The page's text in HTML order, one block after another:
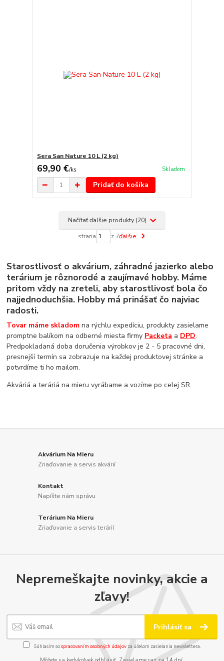
Sera San Nature 10 L (2 kg)
69,90 €/ks Skladom
Pridať do košíka
Načítať ďalšie produkty (20)
strana z 7ďalšie
Starostlivosť o akvárium, záhradné jazierko alebo
terárium je rôznorodé a zaujímavé hobby. Máme
pritom vždy na zreteli, aby starostlivosť bola čo
najjednoduchšia. Hobby má prinášať čo najviac
radosti.
Tovar máme skladom na rýchlu expedíciu, produkty zasielame
promptne balíkom na odberné miesta firmy Packeta a DPD.
Predpokladaná doba doručenia výrobkov je 2 - 5 pracovné dni,
presnejší termín sa zobrazuje na každej produktovej stránke a
potvrdíme ti ho mailom.
Akváriá a teráriá na mieru vyrábame a vozíme po celej SR.
Akvárium Na Mieru
Zriaďovanie a servis akvárií
Kontakt
Napíšte nám správu
Terárium Na Mieru
Zriaďovanie a servis terárií
Nepremeškajte novinky, akcie a
zľavy!
Prihlásiť sa
Súhlasím sospracovaním osobných údajov za účelom zasielania newslettera.